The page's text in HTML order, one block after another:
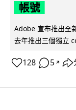
帳號
Adobe 宣布推出全
去年推出三個獨立
128 5 ↗